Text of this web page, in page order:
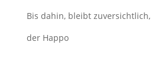
Bis dahin, bleibt zuversichtlich,
der Happo